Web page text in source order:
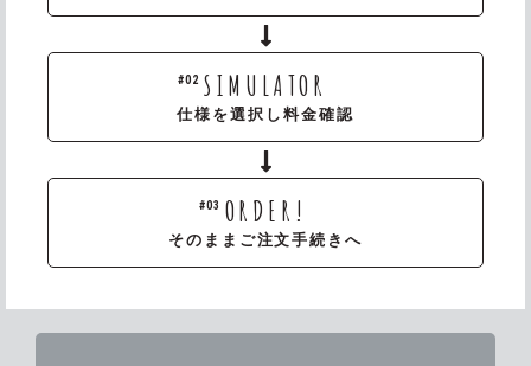
#02 SIMULATOR
仕様を選択し料金確認
#03 ORDER!
そのままご注文手続きへ